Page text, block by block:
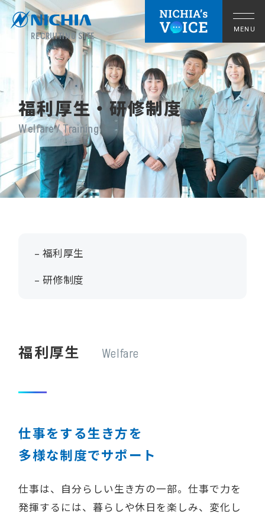
RECRUITING SITE
福利厚生・研修制度
Welfare / Training
– 福利厚生
– 研修制度
福利厚生 Welfare
仕事をする生き方を
多様な制度でサポート
仕事は、自分らしい生き方の一部。仕事で力を
発揮するには、暮らしや休日を楽しみ、変化し